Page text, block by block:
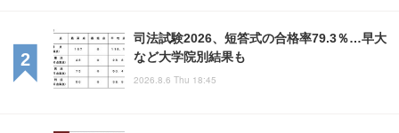
司法試験2026、短答式の合格率79.3％…早大
など大学院別結果も
2026.8.6 Thu 18:45